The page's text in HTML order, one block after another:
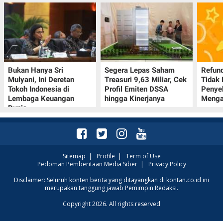
Bukan Hanya Sri
Mulyani, Ini Deretan
Tokoh Indonesia di
Lembaga Keuangan
Dunia
Segera Lepas Saham
Treasuri 9,63 Miliar, Cek
Profil Emiten DSSA
hingga Kinerjanya
Tidak
Sitemap | Profile | Term of Use
Pedoman Pemberitaan Media Siber| Privacy Policy
Disclaimer: Seluruh konten berita yang ditayangkan di kontan.co.id ini
merupakan tanggung jawab Pemimpin Redaksi.
Copyright 2026. All rights reserved